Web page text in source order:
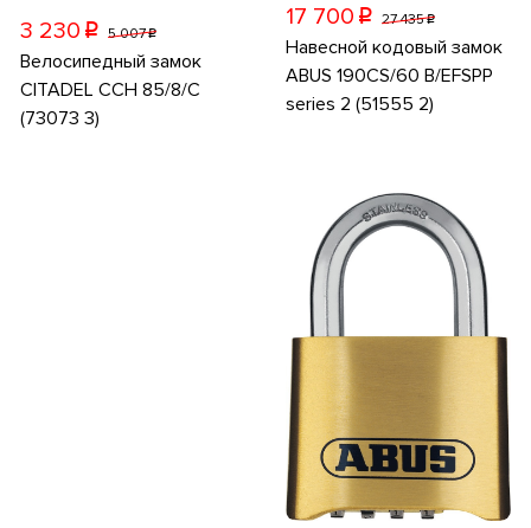
3 230 p 5 007p
Велосипедный замок
CITADEL CCH 85/8/C
(73073 3)
17 700 p 27 435p
Навесной кодовый замок
ABUS 190CS/60 B/EFSPP
series 2 (51555 2)